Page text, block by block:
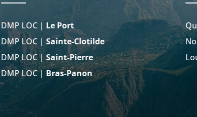
DMP LOC | Le Port
DMP LOC | Sainte-Clotilde
DMP LOC |Saint-Pierre
DMP LOC | Bras-Panon